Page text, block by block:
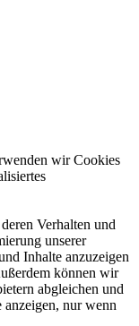
wir Cookies
Verhalten und
unserer
Inhalte anzuzeigen
können wir
abgleichen und
nur wenn